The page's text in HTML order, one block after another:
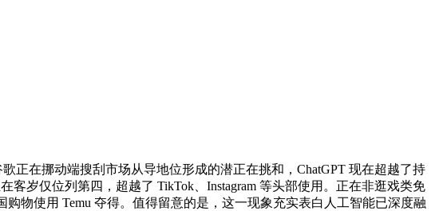
在挪动端搜刮市场从导地位形成的潜正在挑和，ChatGPT 现在超越了持
客岁仅位列第四，超越了 TikTok、Instagram 等头部使用。正在非逛戏类免
购物使用 Temu 夺得。值得留意的是，这一现象充实表白人工智能已深度融